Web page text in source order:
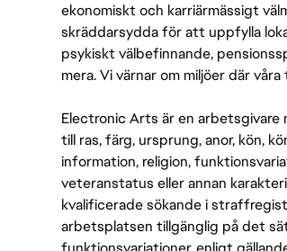
ekonomiskt och karriärmässigt
skräddarsydda för att uppfylla
psykiskt välbefinnande,
mera. Vi värnar om miljöer där
Electronic Arts är en arbetsgivare
till ras, färg, ursprung, anor, kön,
information, religion,
veteranstatus eller annan
kvalificerade sökande i
arbetsplatsen tillgänglig på det